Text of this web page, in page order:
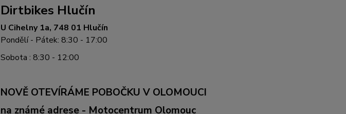
Dirtbikes Hlučín
U Cihelny 1a, 748 01 Hlučín
Pondělí - Pátek: 8:30 - 17:00
Sobota : 8:30 - 12:00
NOVĚ OTEVÍRÁME POBOČKU V OLOMOUCI
na známé adrese - Motocentrum Olomouc